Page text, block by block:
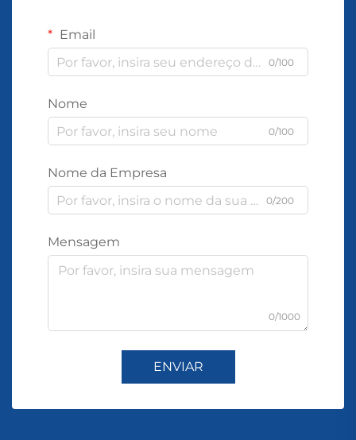
Email
0/100
Nome
0/100
Nome da Empresa
0/200
Mensagem
0/1000
ENVIAR